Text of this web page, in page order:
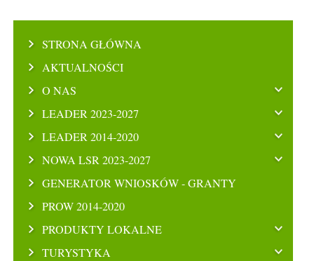
STRONA GŁÓWNA
AKTUALNOŚCI
O NAS
LEADER 2023-2027
LEADER 2014-2020
NOWA LSR 2023-2027
GENERATOR WNIOSKÓW - GRANTY
PROW 2014-2020
PRODUKTY LOKALNE
TURYSTYKA